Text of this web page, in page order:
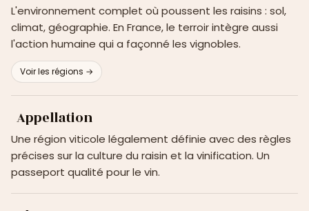
L'environnement complet où poussent les raisins : sol,
climat, géographie. En France, le terroir intègre aussi
l'action humaine qui a façonné les vignobles.
Voir les régions →
Appellation
Une région viticole légalement définie avec des règles
précises sur la culture du raisin et la vinification. Un
passeport qualité pour le vin.